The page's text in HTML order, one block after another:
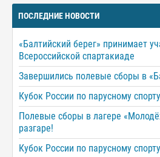
ПОСЛЕДНИЕ НОВОСТИ
«Балтийский берег» принимает
Всероссийской спартакиаде
Завершились полевые сборы в
Кубок России по парусному спорту
Полевые сборы в лагере
разгаре!
Кубок России по парусному спорту